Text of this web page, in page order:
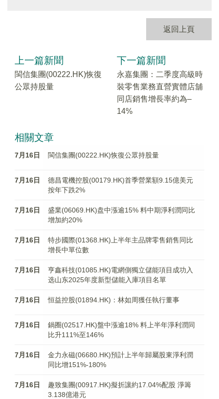
返回上頁
上一篇新聞
閩信集團(00222.HK)恢復
公眾持股量
下一篇新聞
永嘉集團：二季度高級時
裝零售業務直營實體店舖
同店銷售增長率約為–
14%
相關文章
7月16日 閩信集團(00222.HK)恢復公眾持股量
7月16日
德昌電機控股(00179.HK)首季營業額9.15億美元
按年下跌2%
7月16日
盛業(06069.HK)盘中漲逾15% 料中期淨利潤同比
增加約20%
7月16日
特步國際(01368.HK)上半年主品牌零售銷售同比
增長中單位數
7月16日
亨鑫科技(01085.HK)電網側獨立儲能項目成功入
选山东2025年度新型儲能入庫項目名單
7月16日 恒益控股(01894.HK)：林如周獲任執行董事
7月16日
鍋圈(02517.HK)盤中漲逾18% 料上半年淨利潤同
比升111%至146%
7月16日
金力永磁(06680.HK)預計上半年歸屬股東淨利潤
同比增151%-180%
7月16日
趣致集團(00917.HK)擬折讓約17.04%配股 淨籌
3.138億港元